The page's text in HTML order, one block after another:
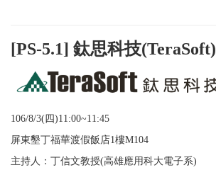
[PS-5.1] 鈦思科技(TeraSoft)
106/8/3(四)11:00~11:45
屏東墾丁福華渡假飯店1樓M104
主持人：丁信文教授(高雄應用科大電子系)